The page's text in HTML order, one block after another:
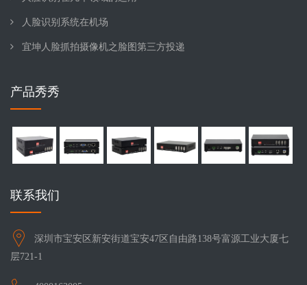
人脸识别系统在机场
宜坤人脸抓拍摄像机之脸图第三方投递
产品秀秀
联系我们
深圳市宝安区新安街道宝安47区自由路138号富源工业大厦七
层721-1